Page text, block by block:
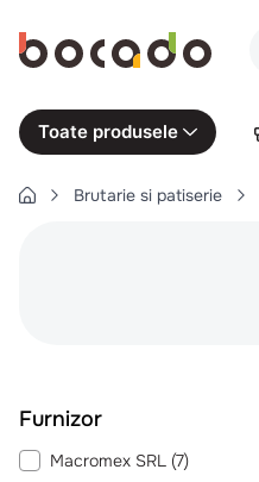
Toate produsele
Brutarie si patiserie
Macromex SRL (7)